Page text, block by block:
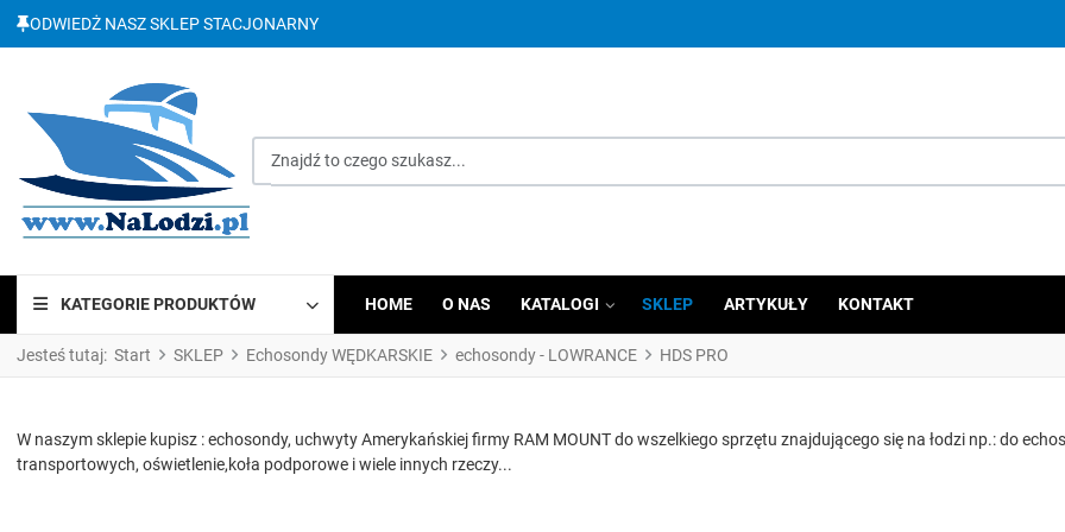
ODWIEDŻ NASZ SKLEP STACJONARNY
KATEGORIE PRODUKTÓW HOME O NAS KATALOGI SKLEP ARTYKUŁY KONTAKT
Jesteś tutaj: Start SKLEP Echosondy WĘDKARSKIE echosondy - LOWRANCE HDS PRO
W naszym sklepie kupisz : echosondy, uchwyty Amerykańskiej firmy RAM MOUNT do wszelkiego sprzętu znajdującego się na łodzi np.: do
transportowych, oświetlenie,koła podporowe i wiele innych rzeczy...